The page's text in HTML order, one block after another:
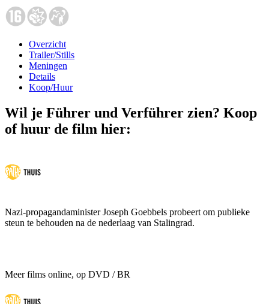
Overzicht
Trailer/Stills
Meningen
Details
Koop/Huur
Wil je Führer und Verführer zien? Koop
of huur de film hier:
Nazi-propagandaminister Joseph Goebbels probeert om publieke
steun te behouden na de nederlaag van Stalingrad.
Meer films online, op DVD / BR